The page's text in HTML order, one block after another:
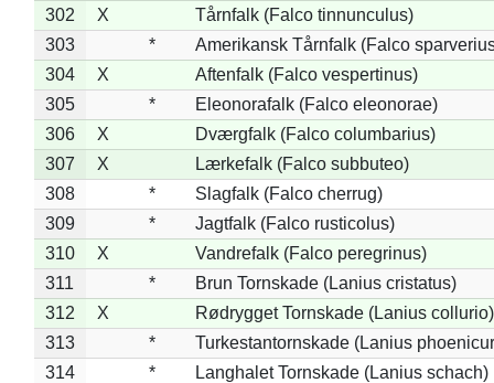
302
X
Tårnfalk (Falco tinnunculus)
303
*
Amerikansk Tårnfalk (Falco
304
X
Aftenfalk (Falco vespertinus)
305
*
Eleonorafalk (Falco eleonorae)
306
X
Dværgfalk (Falco columbarius)
307
X
Lærkefalk (Falco subbuteo)
308
*
Slagfalk (Falco cherrug)
309
*
Jagtfalk (Falco rusticolus)
310
X
Vandrefalk (Falco peregrinus)
311
*
Brun Tornskade (Lanius cristatus)
312
X
Rødrygget Tornskade (Lanius collurio)
313
*
Turkestantornskade (Lanius
314
*
Langhalet Tornskade (Lanius schach)